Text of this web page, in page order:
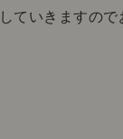
ていきますので